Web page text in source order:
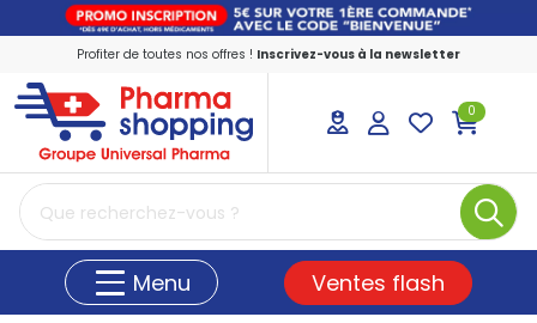
Profiter de toutes nos offres ! Inscrivez-vous à la newsletter
PharmaShopping Votre pharmacie en
0
Menu Ventes flash